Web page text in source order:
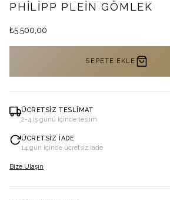
PHILIPP PLEIN GÖMLEK
₺5.500,00
SEPETE EKLE
ÜCRETSIZ TESLIMAT
2-4 iş günü içinde teslim
ÜCRETSIZ İADE
14 gün içinde ücretsiz iade
Bize Ulaşın